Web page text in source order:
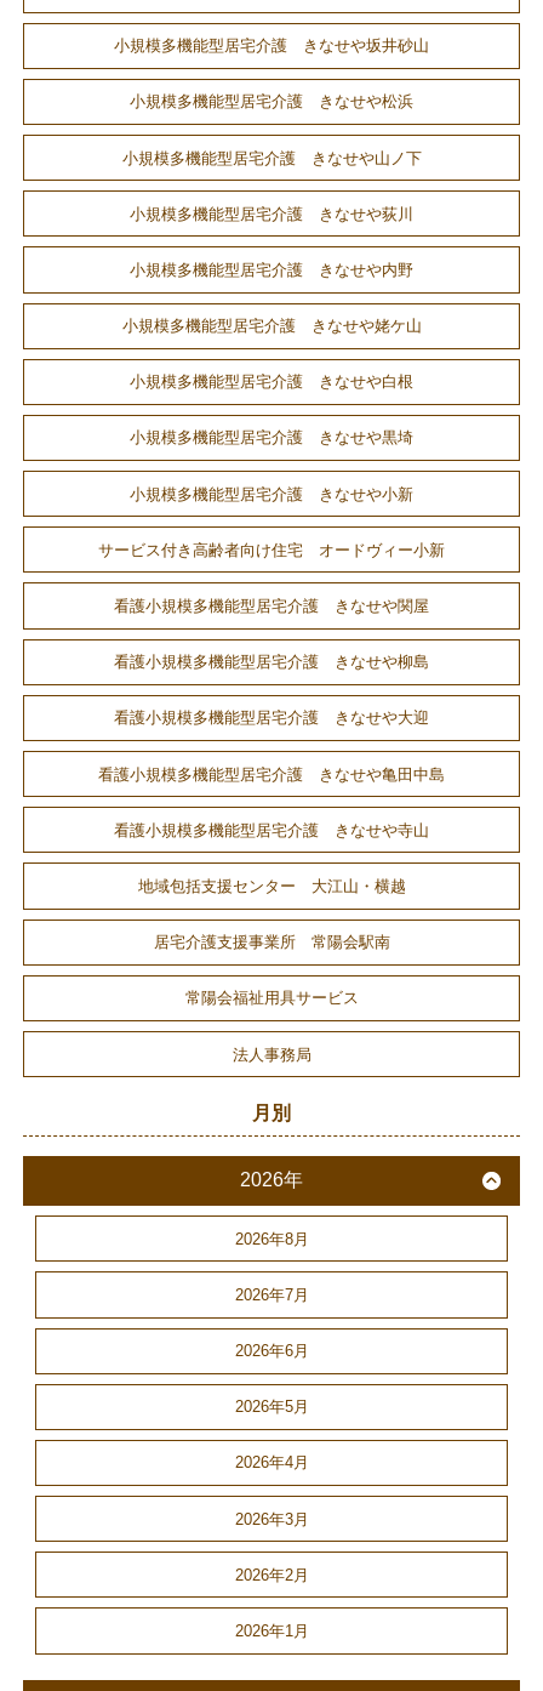
小規模多機能型居宅介護 きなせや坂井砂山
小規模多機能型居宅介護 きなせや松浜
小規模多機能型居宅介護 きなせや山ノ下
小規模多機能型居宅介護 きなせや荻川
小規模多機能型居宅介護 きなせや内野
小規模多機能型居宅介護 きなせや姥ケ山
小規模多機能型居宅介護 きなせや白根
小規模多機能型居宅介護 きなせや黒埼
小規模多機能型居宅介護 きなせや小新
サービス付き高齢者向け住宅 オードヴィー小新
看護小規模多機能型居宅介護 きなせや関屋
看護小規模多機能型居宅介護 きなせや柳島
看護小規模多機能型居宅介護 きなせや大迎
看護小規模多機能型居宅介護 きなせや亀田中島
看護小規模多機能型居宅介護 きなせや寺山
地域包括支援センター 大江山・横越
居宅介護支援事業所 常陽会駅南
常陽会福祉用具サービス
法人事務局
月別
2026年
2026年8月
2026年7月
2026年6月
2026年5月
2026年4月
2026年3月
2026年2月
2026年1月